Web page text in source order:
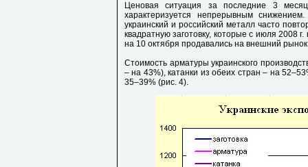
Ценовая ситуация за последние 3
характеризуется непрерывным
украинский и российский металл часто
квадратную заготовку, которые с июля 2008
на 10 октября продавались на внешний
Стоимость арматуры украинского
– на 43%), катанки из обеих стран – на
35–39% (рис. 4).